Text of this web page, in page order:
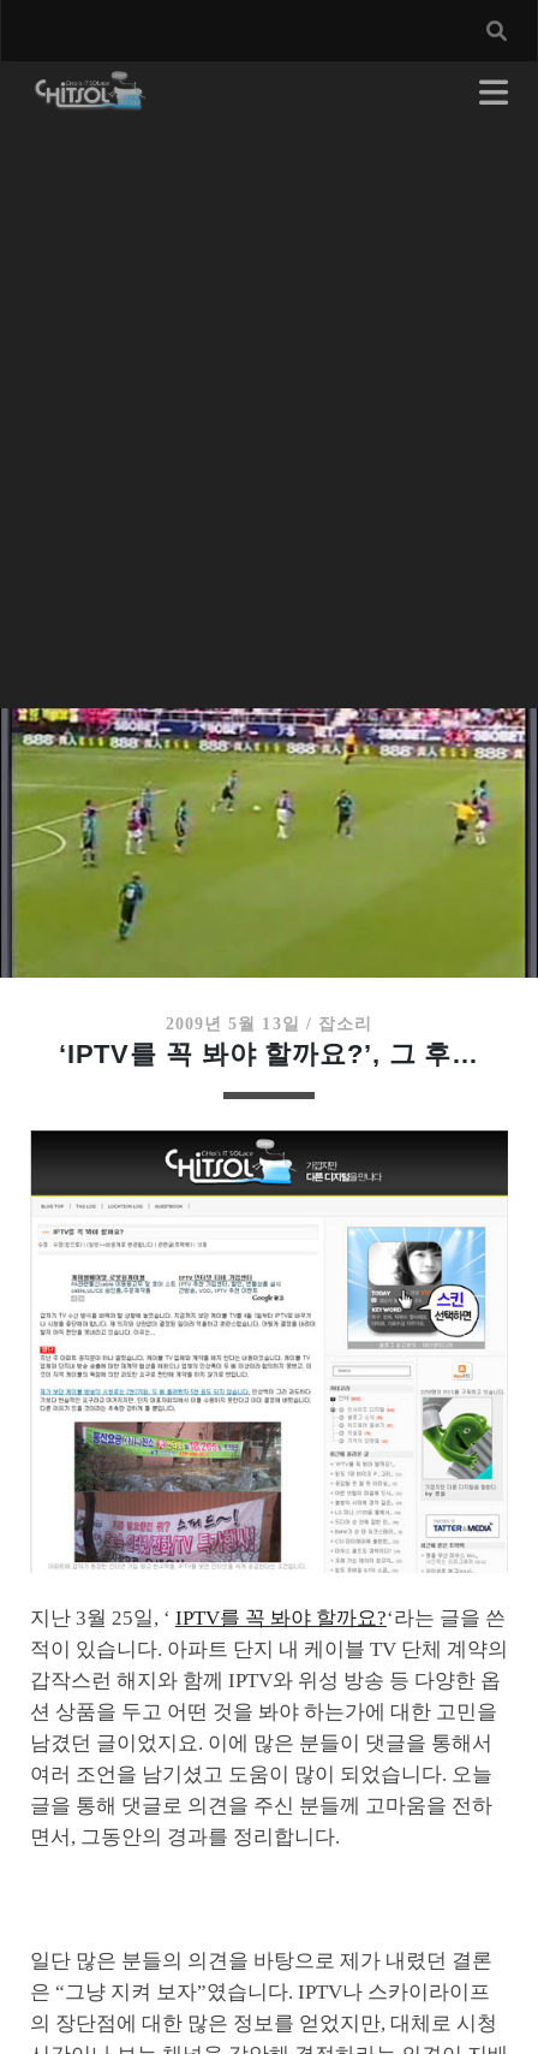
2009년 5월 13일 / 잡소리
‘IPTV를 꼭 봐야 할까요?’, 그 후…
지난 3월 25일, ‘ IPTV를 꼭 봐야 할까요?‘라는 글을 쓴
적이 있습니다. 아파트 단지 내 케이블 TV 단체 계약의
갑작스런 해지와 함께 IPTV와 위성 방송 등 다양한 옵
션 상품을 두고 어떤 것을 봐야 하는가에 대한 고민을
남겼던 글이었지요. 이에 많은 분들이 댓글을 통해서
여러 조언을 남기셨고 도움이 많이 되었습니다. 오늘
글을 통해 댓글로 의견을 주신 분들께 고마움을 전하
면서, 그동안의 경과를 정리합니다.
일단 많은 분들의 의견을 바탕으로 제가 내렸던 결론
은 “그냥 지켜 보자”였습니다. IPTV나 스카이라이프
의 장단점에 대한 많은 정보를 얻었지만, 대체로 시청